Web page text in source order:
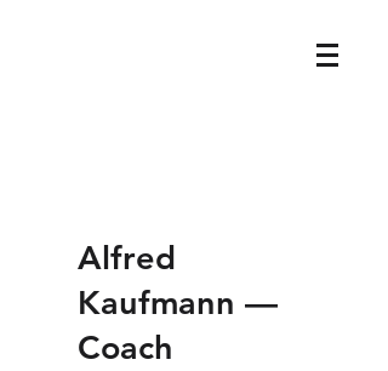
Alfred
Kaufmann —
Coach